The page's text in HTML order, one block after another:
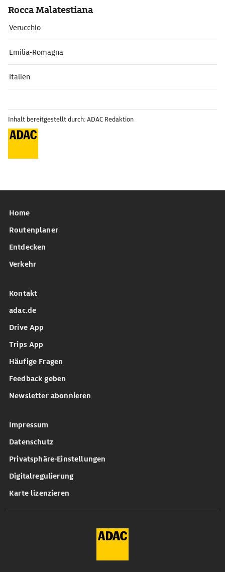
Rocca Malatestiana
Verucchio
Emilia-Romagna
Italien
Inhalt bereitgestellt durch: ADAC Redaktion
Home
Routenplaner
Entdecken
Verkehr
Kontakt
adac.de
Drive App
Trips App
Häufige Fragen
Feedback geben
Newsletter abonnieren
Impressum
Datenschutz
Privatsphäre-Einstellungen
Digitalregulierung
Karte lizenzieren